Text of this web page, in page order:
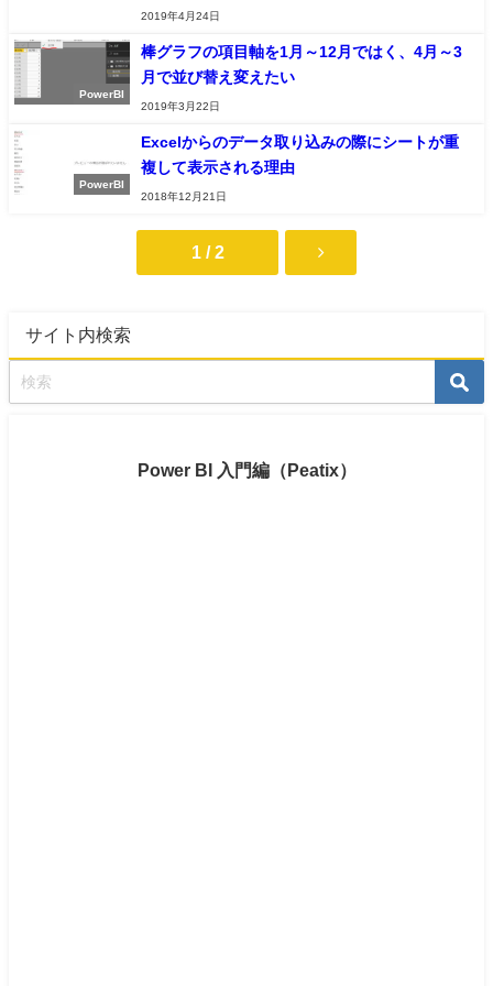
2019年4月24日
PowerBI
棒グラフの項目軸を1月～12月ではく、4月～3
月で並び替え変えたい
2019年3月22日
PowerBI
Excelからのデータ取り込みの際にシートが重
複して表示される理由
2018年12月21日
1 / 2
サイト内検索
Power BI 入門編（Peatix）